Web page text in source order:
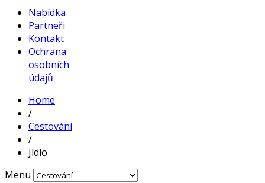
Nabídka
Partneři
Kontakt
Ochrana
osobních
údajů
Home
/
Cestování
/
Jídlo
Menu